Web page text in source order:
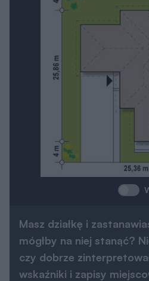
Masz działkę i
mógłby na niej stanąć?
czy dobrze
wskaźniki i zapisy